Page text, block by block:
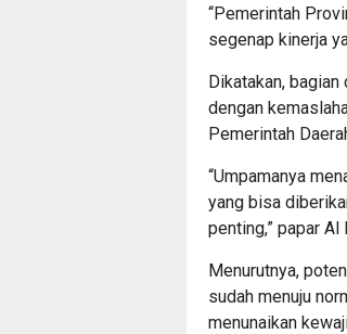
“Pemerintah
segenap kinerja
Dikatakan,
dengan
Pemerintah
“Umpamanya
yang bisa
penting,” papar Al
Menurutnya,
sudah menuju
menunaikan